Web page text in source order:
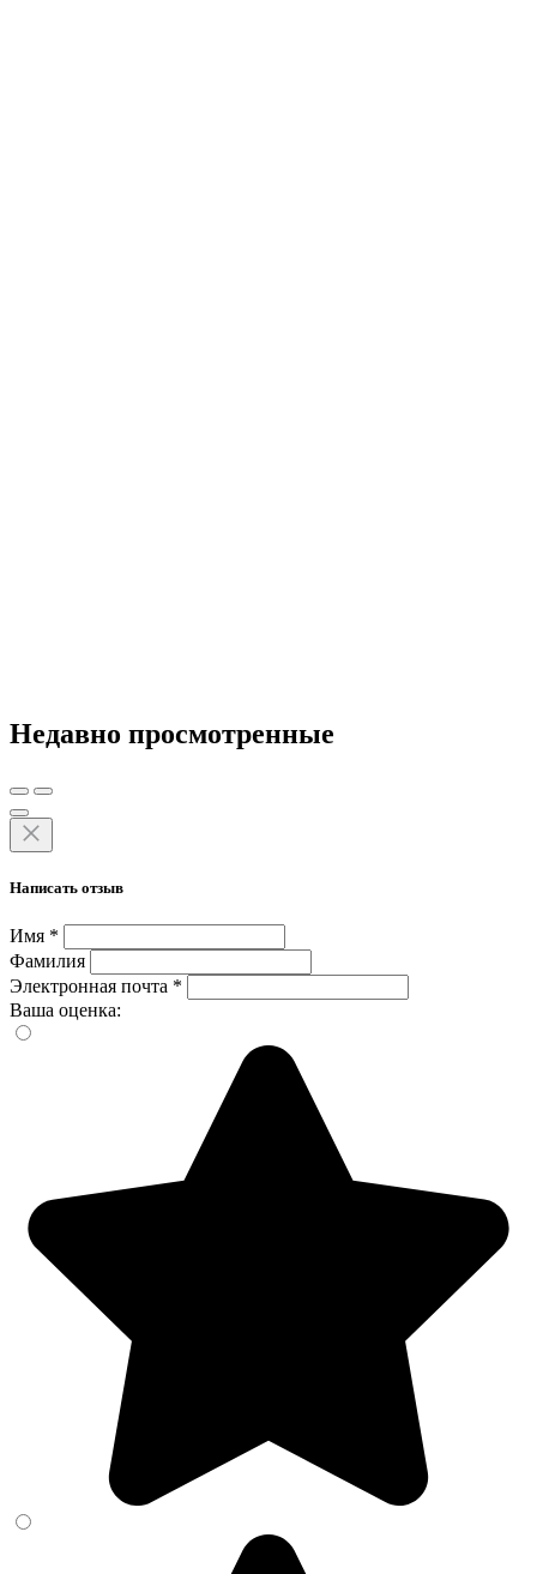
Недавно просмотренные
Написать отзыв
Имя *
Фамилия
Электронная почта *
Ваша оценка: